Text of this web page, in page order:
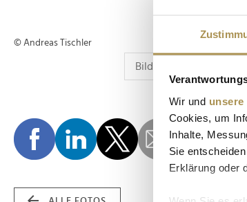
Wir und unsere
Cookies, um
Inhalte,
Sie
Erklärung oder
© Andreas Tischler